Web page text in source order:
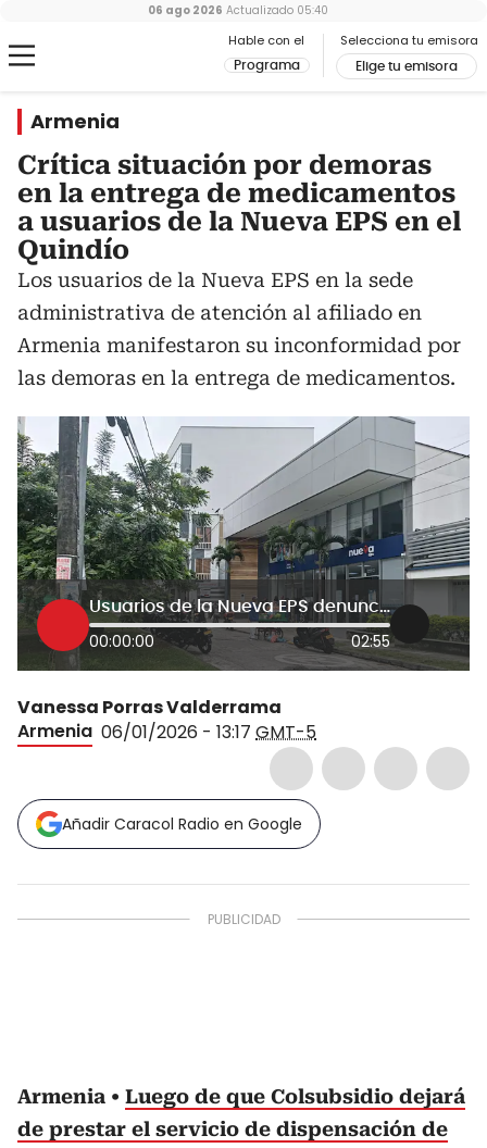
Hable con el
Programa
Selecciona tu emisora
Elige tu emisora
06 ago 2026 Actualizado 05:40
Armenia
Crítica situación por demoras
en la entrega de medicamentos
a usuarios de la Nueva EPS en el
Quindío
Los usuarios de la Nueva EPS en la sede
administrativa de atención al afiliado en
Armenia manifestaron su inconformidad por
las demoras en la entrega de medicamentos.
Usuarios de la Nueva EPS denuncian retrasos en la entrega de medicamentos
00:00:00 02:55
Vanessa Porras Valderrama
Armenia 06/01/2026 - 13:17 GMT-5
Añadir Caracol Radio en Google
Armenia
Luego de que Colsubsidio dejará
de prestar el servicio de dispensación de